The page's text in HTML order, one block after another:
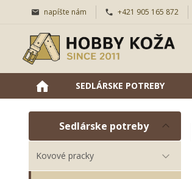
napíšte nám +421 905 165 872
SEDLÁRSKE POTREBY
Sedlárske potreby
Kovové pracky